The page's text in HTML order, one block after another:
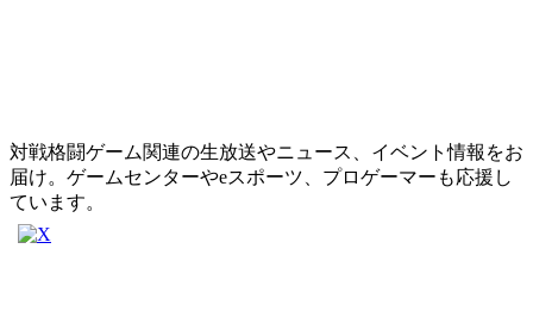
対戦格闘ゲーム関連の生放送やニュース、イベント情報をお
届け。ゲームセンターやeスポーツ、プロゲーマーも応援し
ています。